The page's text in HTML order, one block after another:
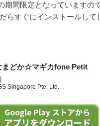
期間限定となっていますの
らすぐにインストールして
まどか☆マギカfone Petit
Singapore Pte. Ltd.